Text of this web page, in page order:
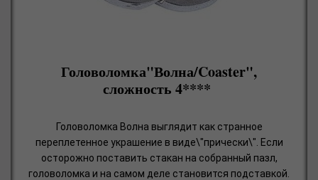
Головоломка"Волна/Coaster",
сложность 4****
Головоломка Волна выглядит как странное
переплетенное украшение в виде\"прически\". Если
осторожно поставить стакан на собранный пазл,
головоломка и на самом деле становится подставкой.